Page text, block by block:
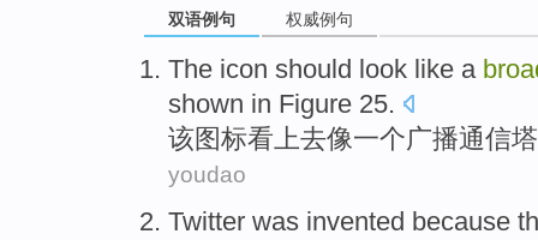
双语例句 权威例句
The icon should look like a
shown in Figure 25.
该图标看上去像一个广播通信塔
youdao
Twitter was invented because